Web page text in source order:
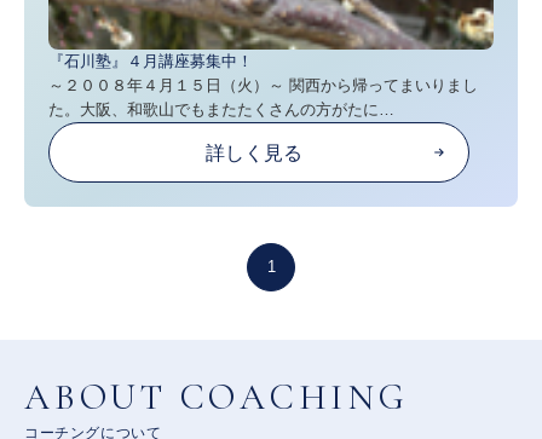
『石川塾』４月講座募集中！
～２００８年４月１５日（火）～ 関西から帰ってまいりまし
た。大阪、和歌山でもまたたくさんの方がたに…
詳しく見る
1
ABOUT COACHING
コーチングについて